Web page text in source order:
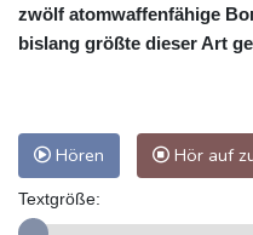
zwölf atomwaffenfähige
bislang größte dieser Art
Hören Hör auf
Textgröße: